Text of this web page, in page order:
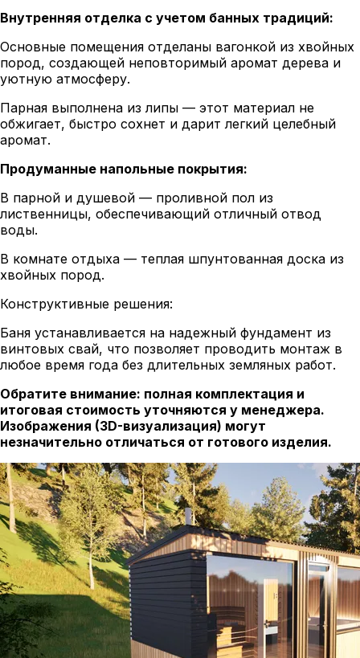
Внутренняя отделка с учетом банных традиций:
Основные помещения отделаны вагонкой из хвойных
пород, создающей неповторимый аромат дерева и
уютную атмосферу.
Парная выполнена из липы — этот материал не
обжигает, быстро сохнет и дарит легкий целебный
аромат.
Продуманные напольные покрытия:
В парной и душевой — проливной пол из
лиственницы, обеспечивающий отличный отвод
воды.
В комнате отдыха — теплая шпунтованная доска из
хвойных пород.
Конструктивные решения:
Баня устанавливается на надежный фундамент из
винтовых свай, что позволяет проводить монтаж в
любое время года без длительных земляных работ.
Обратите внимание: полная комплектация и
итоговая стоимость уточняются у менеджера.
Изображения (3D-визуализация) могут
незначительно отличаться от готового изделия.